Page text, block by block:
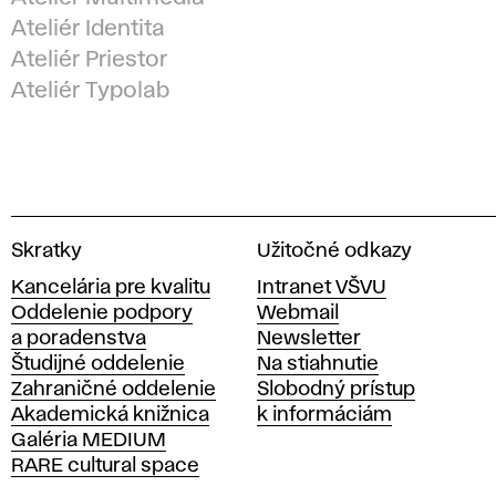
Ateliér Identita
Ateliér Priestor
Ateliér Typolab
V
s
o
k
á
š
k
o
l
Skratky
Kancelária pre kvalitu
Oddelenie podpory
a poradenstva
Študijné oddelenie
Zahraničné oddelenie
Akademická knižnica
Galéria MEDIUM
RARE cultural space
Užitočné odkazy
Intranet VŠVU
Webmail
Newsletter
Na stiahnutie
Slobodný prístup
k informáciám